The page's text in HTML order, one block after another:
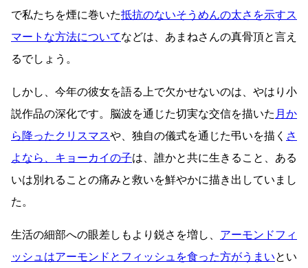
で私たちを煙に巻いた抵抗のないそうめんの太さを示すス
マートな方法についてなどは、あまねさんの真骨頂と言え
るでしょう。
しかし、今年の彼女を語る上で欠かせないのは、やはり小
説作品の深化です。脳波を通じた切実な交信を描いた 月か
ら降ったクリスマスや、独自の儀式を通じた弔いを描く さ
よなら、キョーカイの子は、誰かと共に生きること、ある
いは別れることの痛みと救いを鮮やかに描き出していまし
た。
生活の細部への眼差しもより鋭さを増し、 アーモンドフィ
ッシュはアーモンドとフィッシュを食った方がうまいとい